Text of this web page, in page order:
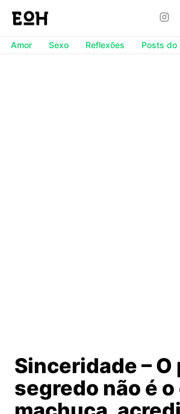
Amor Sexo Reflexões Posts do
Sinceridade – O
segredo não é o